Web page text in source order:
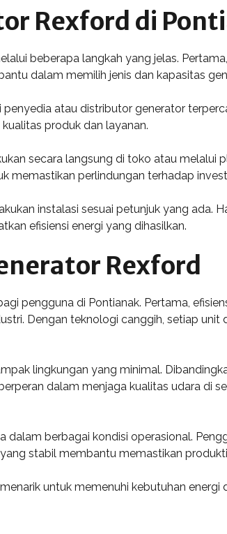
Rexford di
beberapa langkah yang jelas.
dalam memilih jenis dan kapasitas
atau distributor generator
produk dan layanan.
secara langsung di toko atau melalui
memastikan perlindungan terhadap
instalasi sesuai petunjuk yang ada.
efisiensi energi yang dihasilkan.
Rexford
pengguna di Pontianak. Pertama,
Dengan teknologi canggih, setiap
lingkungan yang minimal.
dalam menjaga kualitas udara di
dalam berbagai kondisi operasional.
stabil membantu memastikan
untuk memenuhi kebutuhan energi